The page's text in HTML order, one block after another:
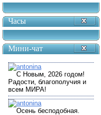
Часы
Мини-чат